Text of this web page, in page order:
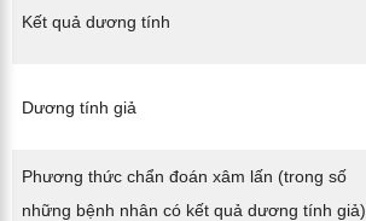
Kết quả dương tính
Dương tính giả
Phương thức chẩn đoán xâm lấn (trong số
những bệnh nhân có kết quả dương tính giả)